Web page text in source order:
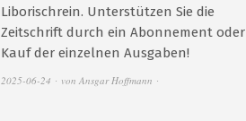
Liborischrein. Unterstützen Sie die
Zeitschrift durch ein Abonnement oder
Kauf der einzelnen Ausgaben!
2025-06-24 von Ansgar Hoffmann